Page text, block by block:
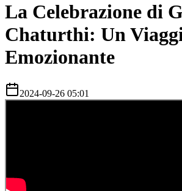
La Celebrazione di
Chaturthi: Un
Emozionante
2024-09-26 05:01